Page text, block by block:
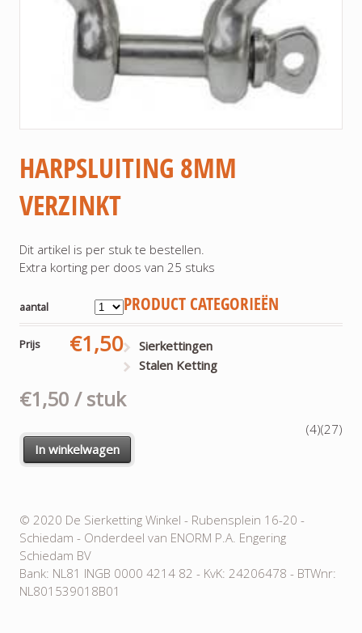
HARPSLUITING 8MM
VERZINKT
Dit artikel is per stuk te bestellen.
Extra korting per doos van 25 stuks
aantal
Prijs €1,50
€1,50 / stuk
In winkelwagen
PRODUCT CATEGORIEËN
Sierkettingen
(27)
Stalen Ketting
(4)
© 2020 De Sierketting Winkel - Rubensplein 16-20 -
Schiedam - Onderdeel van ENORM P.A. Engering
Schiedam BV
Bank: NL81 INGB 0000 4214 82 - KvK: 24206478 - BTWnr:
NL801539018B01